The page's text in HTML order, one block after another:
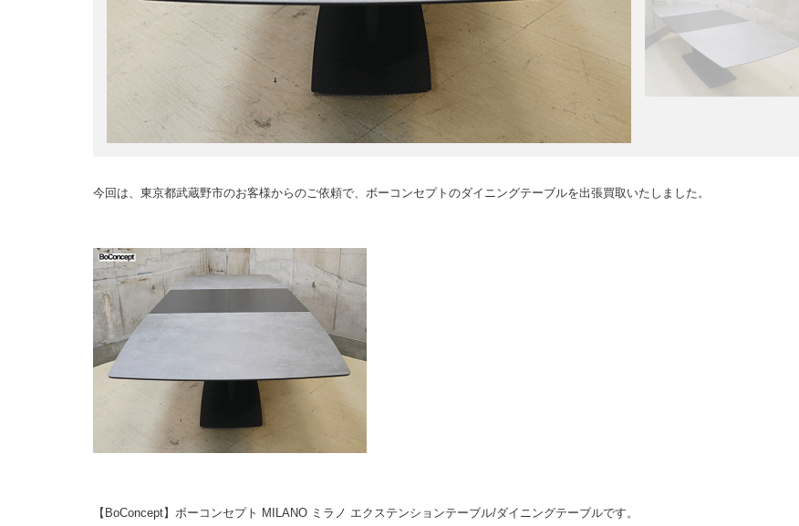
今回は、東京都武蔵野市のお客様からのご依頼で、ボーコンセプトのダイニングテーブルを出張買取いたしました。
【BoConcept】ボーコンセプト MILANO ミラノ エクステンションテーブル/ダイニングテーブルです。